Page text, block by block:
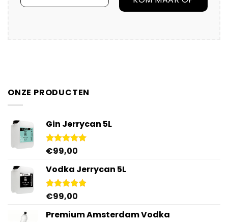
ONZE PRODUCTEN
Gin Jerrycan 5L
Gewaardeerd
€99,00
Vodka Jerrycan 5L
Gewaardeerd
€99,00
Premium Amsterdam Vodka